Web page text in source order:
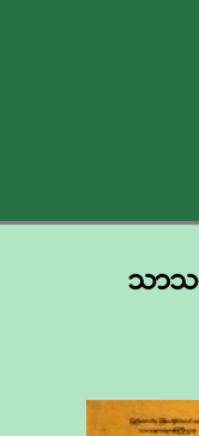
သာသ